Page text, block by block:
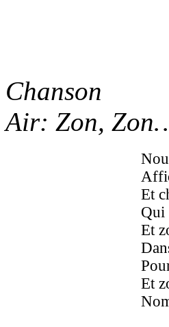
Chanson
Air: Zon,
Et
Qui
Et
Et